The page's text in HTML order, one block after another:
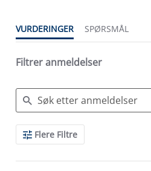
VURDERINGER SPØRSMÅL
Filtrer anmeldelser
Search
ReviewsFlere Filtre